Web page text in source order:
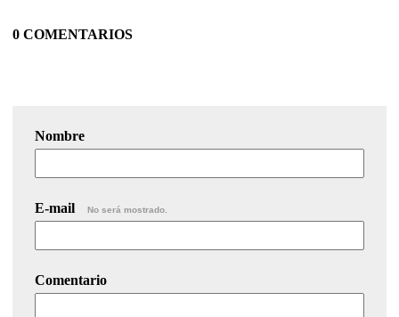
0 COMENTARIOS
Nombre
E-mail No será mostrado.
Comentario